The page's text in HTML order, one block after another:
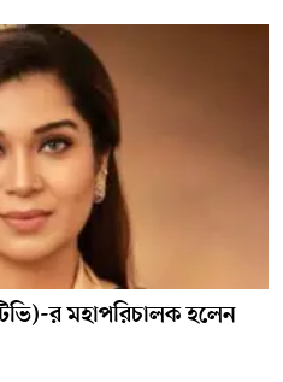
র মহাপরিচালক হলেন